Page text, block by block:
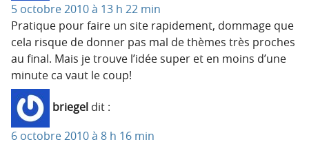
5 octobre 2010 à 13 h 22 min
Pratique pour faire un site rapidement, dommage que
cela risque de donner pas mal de thèmes très proches
au final. Mais je trouve l’idée super et en moins d’une
minute ca vaut le coup!
briegel dit :
6 octobre 2010 à 8 h 16 min